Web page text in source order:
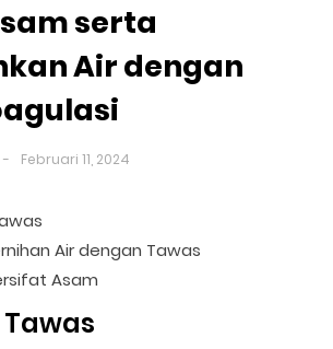
serta
Air dengan
Februari 11, 2024
Air dengan Tawas
Asam